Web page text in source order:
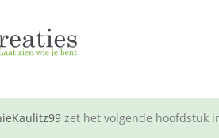
zet het volgende hoofdstuk